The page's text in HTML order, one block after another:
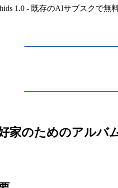
家のためのアルバ